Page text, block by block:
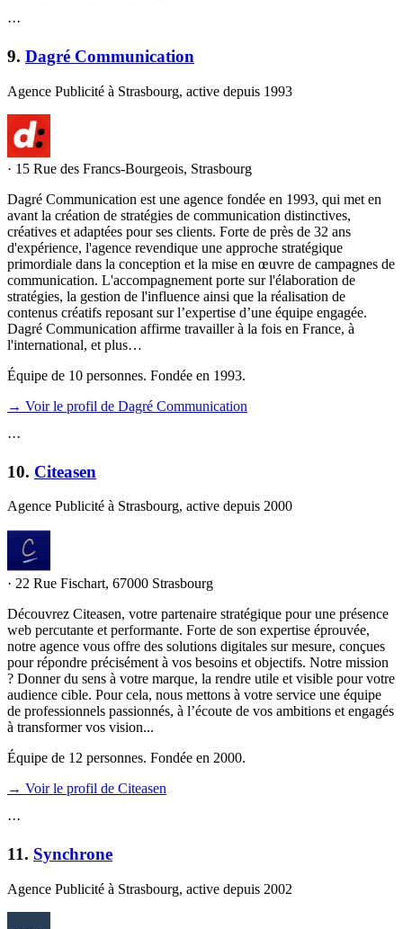
···
9. Dagré Communication
Agence Publicité à Strasbourg, active depuis 1993
· 15 Rue des Francs-Bourgeois, Strasbourg
Dagré Communication est une agence fondée en 1993, qui met en
avant la création de stratégies de communication distinctives,
créatives et adaptées pour ses clients. Forte de près de 32 ans
d'expérience, l'agence revendique une approche stratégique
primordiale dans la conception et la mise en œuvre de campagnes de
communication. L'accompagnement porte sur l'élaboration de
stratégies, la gestion de l'influence ainsi que la réalisation de
contenus créatifs reposant sur l’expertise d’une équipe engagée.
Dagré Communication affirme travailler à la fois en France, à
l'international, et plus…
Équipe de 10 personnes. Fondée en 1993.
→ Voir le profil de Dagré Communication
···
10. Citeasen
Agence Publicité à Strasbourg, active depuis 2000
· 22 Rue Fischart, 67000 Strasbourg
Découvrez Citeasen, votre partenaire stratégique pour une présence
web percutante et performante. Forte de son expertise éprouvée,
notre agence vous offre des solutions digitales sur mesure, conçues
pour répondre précisément à vos besoins et objectifs. Notre mission
? Donner du sens à votre marque, la rendre utile et visible pour votre
audience cible. Pour cela, nous mettons à votre service une équipe
de professionnels passionnés, à l’écoute de vos ambitions et engagés
à transformer vos vision...
Équipe de 12 personnes. Fondée en 2000.
→ Voir le profil de Citeasen
···
11. Synchrone
Agence Publicité à Strasbourg, active depuis 2002